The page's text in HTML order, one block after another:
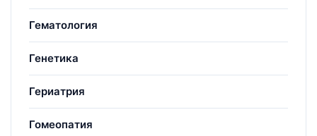
Гематология
Генетика
Гериатрия
Гомеопатия